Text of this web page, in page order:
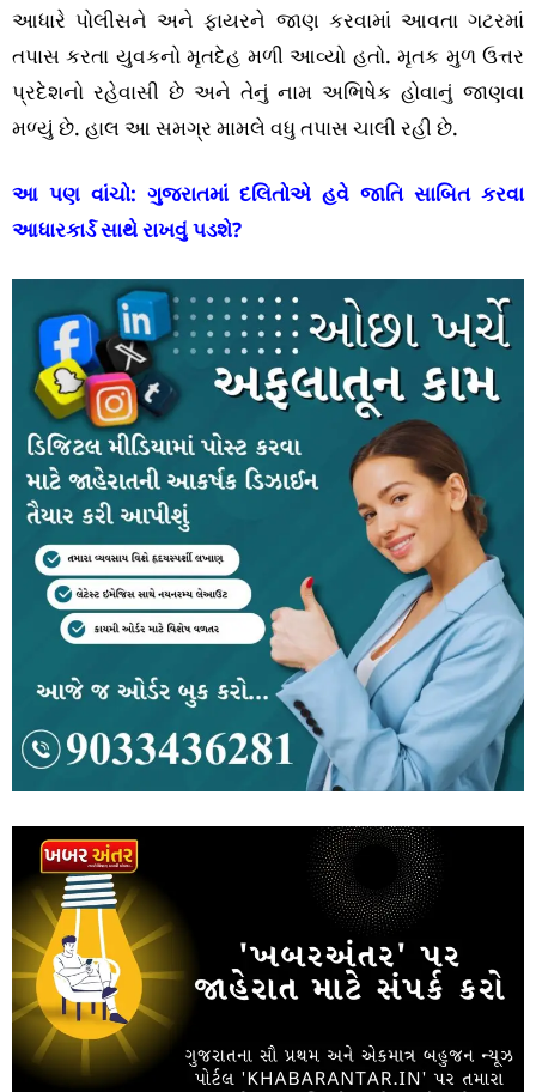
આધારે પોલીસને અને ફાયરને જાણ કરવામાં આવતા ગટરમાં
તપાસ કરતા યુવકનો મૃતદેહ મળી આવ્યો હતો. મૃતક મુળ ઉત્તર
પ્રદેશનો રહેવાસી છે અને તેનું નામ અભિષેક હોવાનું જાણવા
મળ્યું છે. હાલ આ સમગ્ર મામલે વધુ તપાસ ચાલી રહી છે.
આ પણ વાંચો: ગુજરાતમાં દલિતોએ હવે જાતિ સાબિત કરવા
આધારકાર્ડ સાથે રાખવું પડશે?